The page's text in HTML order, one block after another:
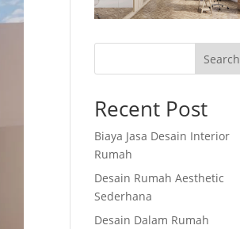
Search
Recent Post
Biaya Jasa Desain Interior
Rumah
Desain Rumah Aesthetic
Sederhana
Desain Dalam Rumah